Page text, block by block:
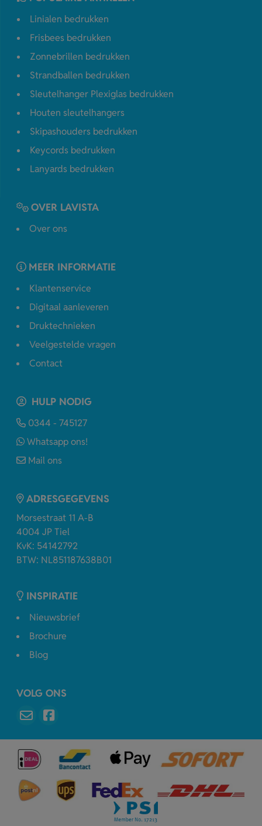
Linialen bedrukken
Frisbees bedrukken
Zonnebrillen bedrukken
Strandballen bedrukken
Sleutelhanger Plexiglas bedrukken
Houten sleutelhangers
Skipashouders bedrukken
Keycords bedrukken
Lanyards bedrukken
OVER LAVISTA
Over ons
MEER INFORMATIE
Klantenservice
Digitaal aanleveren
Druktechnieken
Veelgestelde vragen
Contact
HULP NODIG
0344 - 745127
Whatsapp ons!
Mail ons
ADRESGEGEVENS
Morsestraat 11 A-B
4004 JP Tiel
KvK: 54142792
BTW: NL851187638B01
INSPIRATIE
Nieuwsbrief
Brochure
Blog
VOLG ONS